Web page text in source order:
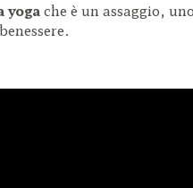
yogache è un assaggio,